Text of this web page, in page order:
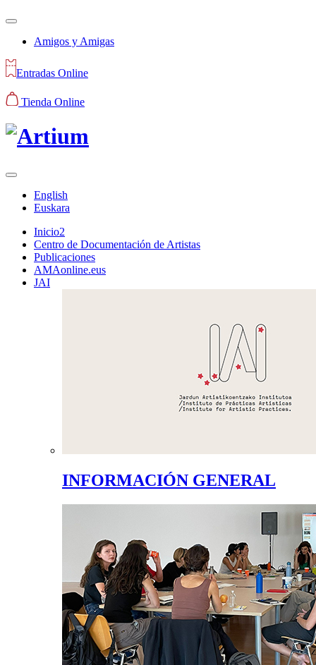
Amigos y Amigas
Entradas Online
Tienda Online
English
Euskara
Inicio2
Centro de Documentación de Artistas
Publicaciones
AMAonline.eus
JAI
INFORMACIÓN GENERAL